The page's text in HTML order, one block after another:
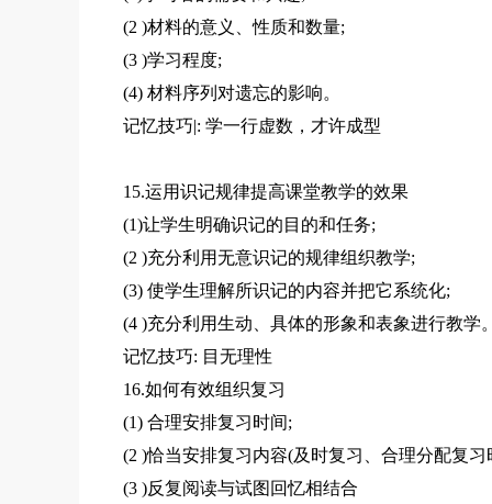
(2 )材料的意义、性质和数量;
(3 )学习程度;
(4) 材料序列对遗忘的影响。
记忆技巧|: 学一行虚数，才许成型
15.运用识记规律提高课堂教学的效果
(1)让学生明确识记的目的和任务;
(2 )充分利用无意识记的规律组织教学;
(3) 使学生理解所识记的内容并把它系统化;
(4 )充分利用生动、具体的形象和表象进行教学
记忆技巧: 目无理性
16.如何有效组织复习
(1) 合理安排复习时间;
(2 )恰当安排复习内容(及时复习、合理分配复习
(3 )反复阅读与试图回忆相结合